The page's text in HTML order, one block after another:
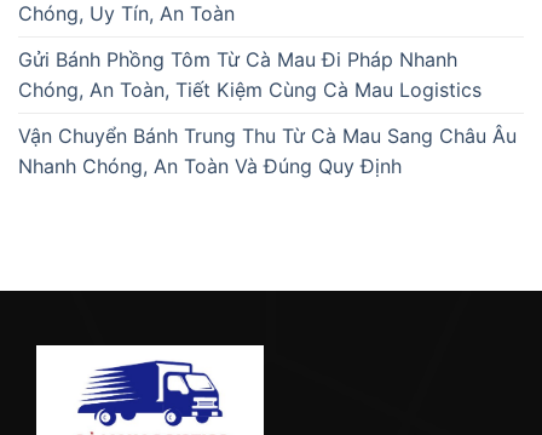
Chóng, Uy Tín, An Toàn
Gửi Bánh Phồng Tôm Từ Cà Mau Đi Pháp Nhanh
Chóng, An Toàn, Tiết Kiệm Cùng Cà Mau Logistics
Vận Chuyển Bánh Trung Thu Từ Cà Mau Sang Châu Âu
Nhanh Chóng, An Toàn Và Đúng Quy Định